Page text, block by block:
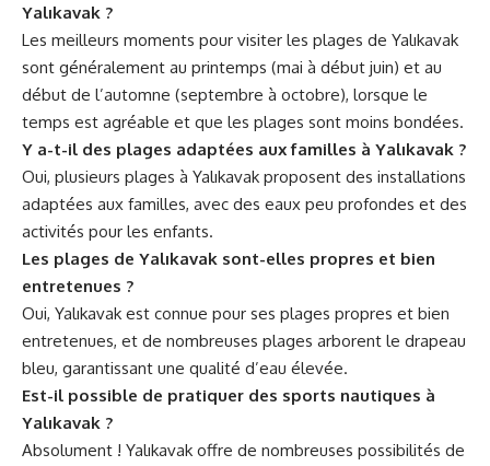
Yalıkavak ?
Les meilleurs moments pour visiter les plages de Yalıkavak
sont généralement au printemps (mai à début juin) et au
début de l’automne (septembre à octobre), lorsque le
temps est agréable et que les plages sont moins bondées.
Y a-t-il des plages adaptées aux familles à Yalıkavak ?
Oui, plusieurs plages à Yalıkavak proposent des installations
adaptées aux familles, avec des eaux peu profondes et des
activités pour les enfants.
Les plages de Yalıkavak sont-elles propres et bien
entretenues ?
Oui, Yalıkavak est connue pour ses plages propres et bien
entretenues, et de nombreuses plages arborent le drapeau
bleu, garantissant une qualité d’eau élevée.
Est-il possible de pratiquer des sports nautiques à
Yalıkavak ?
Absolument ! Yalıkavak offre de nombreuses possibilités de